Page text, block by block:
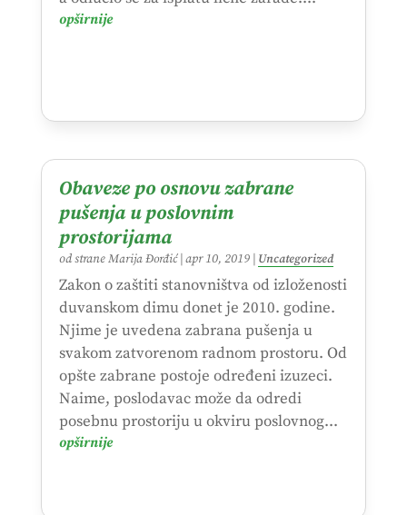
opširnije
Obaveze po osnovu zabrane
pušenja u poslovnim
prostorijama
od straneMarija Đorđić| apr 10, 2019| Uncategorized
Zakon o zaštiti stanovništva od izloženosti
duvanskom dimu donet je 2010. godine.
Njime je uvedena zabrana pušenja u
svakom zatvorenom radnom prostoru. Od
opšte zabrane postoje određeni izuzeci.
Naime, poslodavac može da odredi
posebnu prostoriju u okviru poslovnog...
opširnije